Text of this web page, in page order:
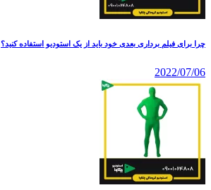
چرا برای فیلم‌ برداری بعدی خود باید از یک استودیو استفاده کنید؟
2022/07/06